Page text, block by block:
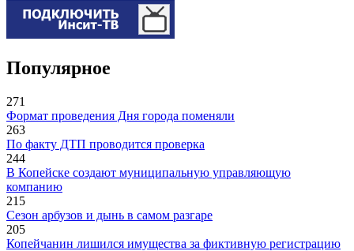
Популярное
271
Формат проведения Дня города поменяли
263
По факту ДТП проводится проверка
244
В Копейске создают муниципальную управляющую
компанию
215
Сезон арбузов и дынь в самом разгаре
205
Копейчанин лишился имущества за фиктивную регистрацию